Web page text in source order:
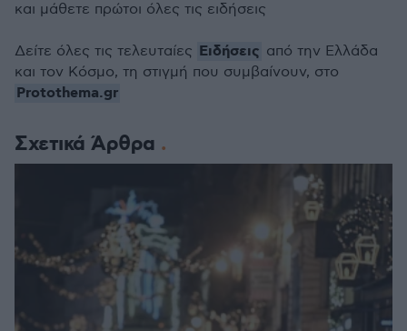
Σχετικά Άρθρα
και μάθετε πρώτοι όλες τις ειδήσεις
Δείτε όλες τις τελευταίες Ειδήσεις από την Ελλάδα
και τον Κόσμο, τη στιγμή που συμβαίνουν, στο
Protothema.gr